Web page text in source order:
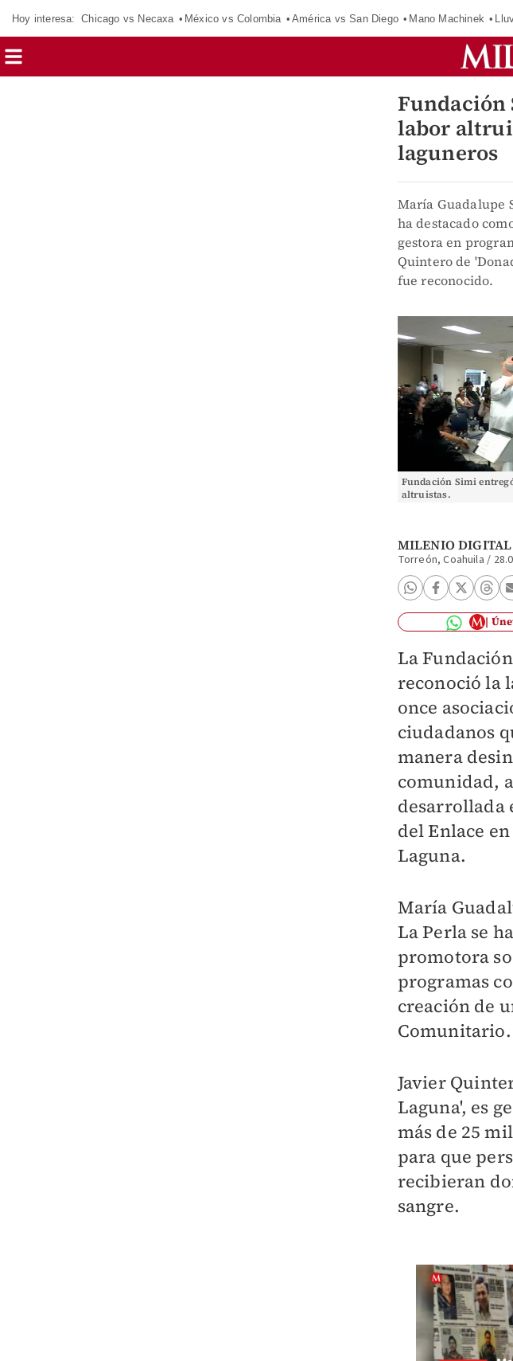
Hoy interesa: Chicago vs Necaxa México vs Colombia América vs San Diego Mano Machinek
labor
laguneros
María Guadalupe
ha destacado
gestora en
Quintero de
fue reconocido.
Fundación Simi
altruistas.
MILENIO DIGITAL
Torreón, Coahuila /
La
reconoció la
once
ciudadanos
manera
comunidad,
desarrollada
del Enlace
Laguna.
María
La Perla se
promotora
programas
creación de
Comunitario.
Javier
Laguna', es
más de 25
para que
recibieran
sangre.